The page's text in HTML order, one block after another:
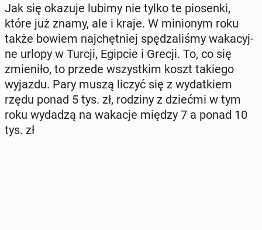
Jak się okazuje lubimy nie tylko te pio­sen­ki,
które już znamy, ale i kraje. W mi­nio­nym roku
także bowiem naj­chęt­niej spę­dza­li­śmy wa­ka­cyj­
ne urlopy w Turcji, Egipcie i Grecji. To, co się
zmie­ni­ło, to przede wszyst­kim koszt takiego
wyjazdu. Pary muszą liczyć się z wy­dat­kiem
rzędu ponad 5 tys. zł, rodziny z dziećmi w tym
roku wydadzą na wakacje między 7 a ponad 10
tys. zł